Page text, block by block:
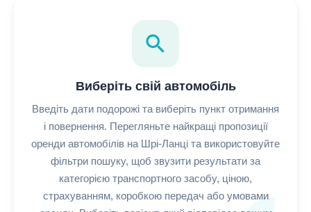
search
Виберіть свій автомобіль
Введіть дати подорожі та виберіть пункт отримання
і повернення. Перегляньте найкращі пропозиції
оренди автомобілів на Шрі-Ланці та використовуйте
фільтри пошуку, щоб звузити результати за
категорією транспортного засобу, ціною,
страхуванням, коробкою передач або умовами